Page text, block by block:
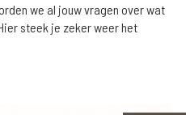
we al jouw vragen over wat
steek je zeker weer het